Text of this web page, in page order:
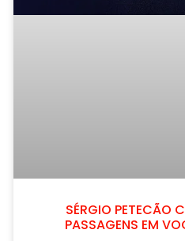
SÉRGIO PETECÃO
PASSAGENS EM